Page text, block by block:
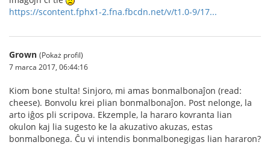
https://scontent.fphx1-2.fna.fbcdn.net/v/t1.0-9/17...
Grown (Pokaż profil)
7 marca 2017, 06:44:16
Kiom bone stulta! Sinjoro, mi amas bonmalbonaĵon (read:
cheese). Bonvolu krei plian bonmalbonaĵon. Post nelonge, la
arto iĝos pli scripova. Ekzemple, la hararo kovranta lian
okulon kaj lia sugesto ke la akuzativo akuzas, estas
bonmalbonega. Ĉu vi intendis bonmalbonegigas lian hararon?